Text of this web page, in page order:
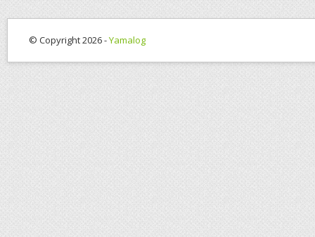
© Copyright 2026 -Yamalog